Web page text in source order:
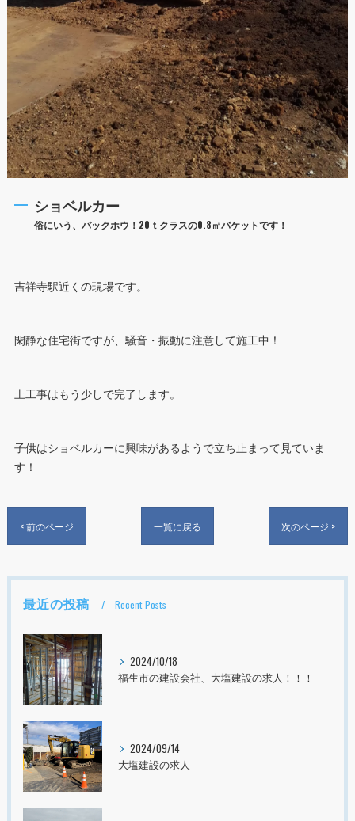
ショベルカー
俗にいう、バックホウ！20ｔクラスの0.8㎥バケットです！
吉祥寺駅近くの現場です。
閑静な住宅街ですが、騒音・振動に注意して施工中！
土工事はもう少しで完了します。
子供はショベルカーに興味があるようで立ち止まって見ていま
す！
< 前のページ 一覧に戻る 次のページ >
最近の投稿 Recent Posts
2024/10/18
福生市の建設会社、大塩建設の求人！！！
2024/09/14
大塩建設の求人